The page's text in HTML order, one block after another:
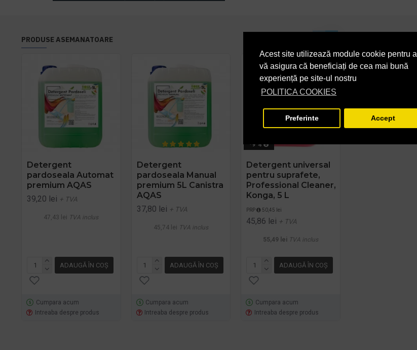
Acest site utilizează module cookie pentru a
vă asigura că beneficiați de cea mai bună
experiență pe site-ul nostru
POLITICA COOKIES
Preferinte Accept
PRODUSE ASEMANATOARE
Detergent
pardoseala Automat
premium AQAS
39,20 lei + TVA
47,43 lei TVA inclus
ADAUGĂ ÎN COŞ
Cumpara acum
Intreaba despre produs
Detergent
pardoseala Manual
premium 5L Canistra
AQAS
37,80 lei + TVA
45,74 lei TVA inclus
ADAUGĂ ÎN COŞ
Cumpara acum
Intreaba despre produs
-9 %
Detergent universal
pentru suprafete,
Professional Cleaner,
Konga, 5 L
PRP 50,45 lei
45,86 lei + TVA
55,49 lei TVA inclus
ADAUGĂ ÎN COŞ
Cumpara acum
Intreaba despre produs
-26 %